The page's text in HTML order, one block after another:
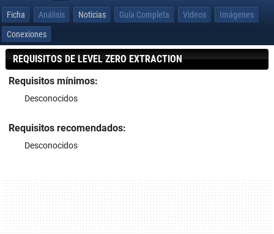
Ficha Análisis Noticias Guía Completa Videos
Imágenes
Conexiones
REQUISITOS DE LEVEL ZERO EXTRACTION
Requisitos mínimos:
Desconocidos
Requisitos recomendados:
Desconocidos